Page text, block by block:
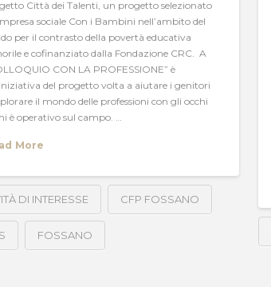
Città dei Talenti, un progetto selezionato
sociale Con i Bambini nell’ambito del
per il contrasto della povertà educativa
e cofinanziato dalla Fondazione CRC. A
CON LA PROFESSIONE” è
del progetto volta a aiutare i genitori
il mondo delle professioni con gli occhi
è operativo sul campo. …
More
DI INTERESSE CFP FOSSANO
FOSSANO